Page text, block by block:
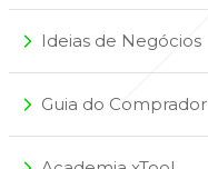
arrow_forward_ios Ideias de Negócios
arrow_forward_ios Guia do Comprador